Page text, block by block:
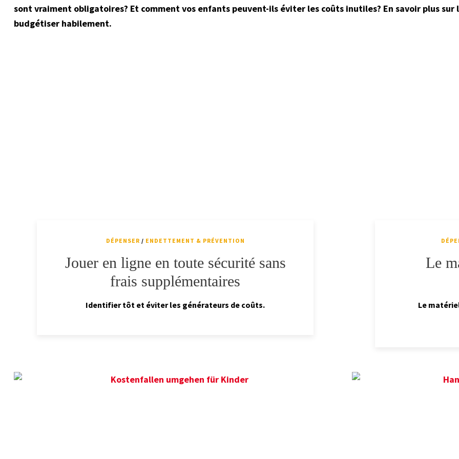
sont vraiment obligatoires? Et comment vos enfants peuvent-ils éviter les coûts inutiles? En savoir plus
budgétiser habilement.
DÉPENSER / ENDETTEMENT & PRÉVENTION
Jouer en ligne en toute sécurité sans
frais supplémentaires
Identifier tôt et éviter les générateurs de coûts.
Le
Le